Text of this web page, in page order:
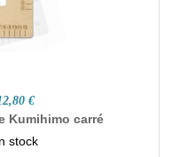
€
Kumihimo carré
stock